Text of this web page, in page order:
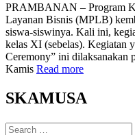
PRAMBANAN – Program
Layanan Bisnis (MPLB)
siswa-siswinya. Kali ini,
kelas XI (sebelas). Kegiatan
Ceremony” ini dilaksanakan
Kamis Read more
SKAMUSA
Search